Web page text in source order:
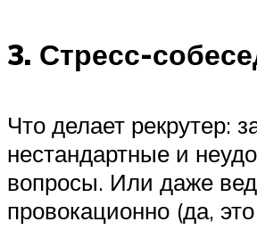
3. Стресс-
Что делает рекрутер:
нестандартные и
вопросы. Или даже
провокационно (да, это